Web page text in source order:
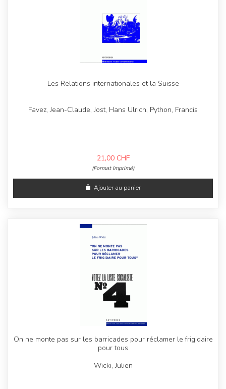
Les Relations internationales et la Suisse
Favez, Jean-Claude, Jost, Hans Ulrich, Python, Francis
21,00 CHF
(Format Imprimé)
Ajouter au panier
On ne monte pas sur les barricades pour réclamer le frigidaire
pour tous
Wicki, Julien